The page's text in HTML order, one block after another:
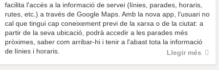
facilita l'accés a la informació de servei (línies, parades, horaris,
rutes, etc.) a través de Google Maps. Amb la nova app, l'usuari no
cal que tingui cap coneixement previ de la xarxa o de la ciutat: a
partir de la seva ubicació, podrà accedir a les parades més
pròximes, saber com arribar-hi i tenir a l'abast tota la informació
de línies i horaris.
Llegir més